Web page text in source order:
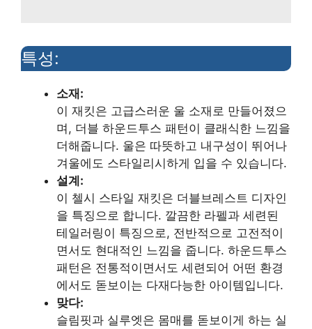
특성:
소재:
이 재킷은 고급스러운 울 소재로 만들어졌으
며, 더블 하운드투스 패턴이 클래식한 느낌을
더해줍니다. 울은 따뜻하고 내구성이 뛰어나
겨울에도 스타일리시하게 입을 수 있습니다.
설계:
이 첼시 스타일 재킷은 더블브레스트 디자인
을 특징으로 합니다. 깔끔한 라펠과 세련된
테일러링이 특징으로, 전반적으로 고전적이
면서도 현대적인 느낌을 줍니다. 하운드투스
패턴은 전통적이면서도 세련되어 어떤 환경
에서도 돋보이는 다재다능한 아이템입니다.
맞다:
슬림핏과 실루엣은 몸매를 돋보이게 하는 실